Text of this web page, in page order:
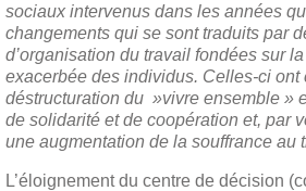
sociaux intervenus dans les années
changements qui se sont traduits par
d’organisation du travail fondées sur
exacerbée des individus. Celles-ci ont
déstructuration du »vivre ensemble »
de solidarité et de coopération et, par
une augmentation de la souffrance au
L’éloignement du centre de décision